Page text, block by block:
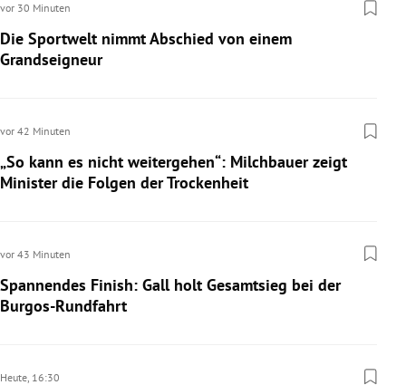
vor 30 Minuten
Die Sportwelt nimmt Abschied von einem
Grandseigneur
vor 42 Minuten
„So kann es nicht weitergehen“: Milchbauer zeigt
Minister die Folgen der Trockenheit
vor 43 Minuten
Spannendes Finish: Gall holt Gesamtsieg bei der
Burgos-Rundfahrt
Heute, 16:30